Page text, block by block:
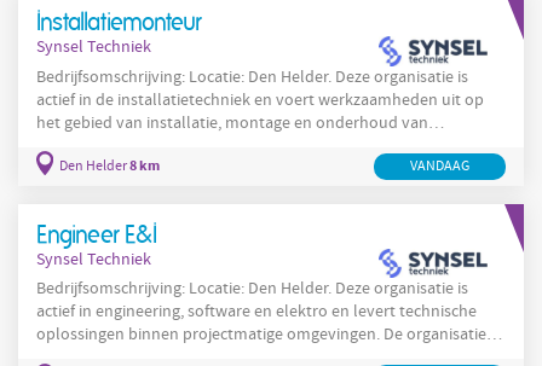
samenwerkt met afdelingen zoals productie, engineering
Installatiemonteur
Synsel Techniek
Bedrijfsomschrijving: Locatie: Den Helder. Deze organisatie is
actief in de installatietechniek en voert werkzaamheden uit op
het gebied van installatie, montage en onderhoud van
technische systemen. De organisatie richt zich op het leveren van
betrouwbare installatiediensten en werkt projectmatig en in
oplossingsgericht te werk gaan. De werkzaamheden
Den Helder8 km VANDAAG
Engineer E&I
Synsel Techniek
Bedrijfsomschrijving: Locatie: Den Helder. Deze organisatie is
actief in engineering, software en elektro en levert technische
oplossingen binnen projectmatige omgevingen. De organisatie